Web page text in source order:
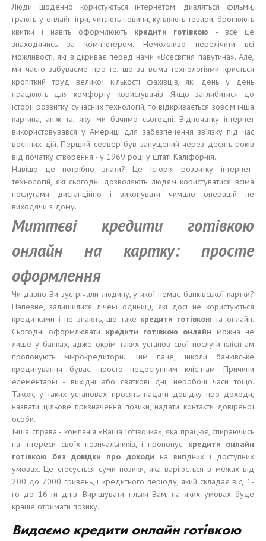
Люди щоденно користуються інтернетом: дивляться фільми,
грають у онлайн ігри, читають новини, купляють товари, бронюють
квитки і навіть оформлюють кредити готівкою - все це
знаходячись за комп’ютером. Неможливо перелічити всі
можливості, які відкриває перед нами «Всесвітня павутина». Але,
ми часто забуваємо про те, що за всіма технологіями криється
кропіткий труд великої кількості фахівців, які день у день
працюють для комфорту користувачів. Якщо заглибитися до
історії розвитку сучасних технологій, то відкривається зовсім інша
картина, аніж та, яку ми бачимо сьогодні. Відпочатку інтернет
використовувався у Америці для забезпечення зв’язку під час
воєнних дій. Перший сервер був запущений через десять років
від початку створення - у 1969 році у штаті Каліфорнія.
Навіщо це потрібно знати? Це історія розвитку інтернет-
технологій, які сьогодні дозволяють людям користуватися всіма
послугами дистанційно і виконувати чимало операцій не
виходячи з дому.
Миттєві кредити готівкою
онлайн на картку: просте
оформлення
Чи давно Ви зустрічали людину, у якої немає банківської картки?
Напевне, залишилися лічені одиниці, які досі не користуються
кредитками і не знають, що таке кредити готівкою та онлайн.
Сьогодні оформлювати кредити готівкою онлайн можна не
лише у банках, адже окрім таких установ свої послуги клієнтам
пропонують мікрокредитори. Тим паче, інколи банківське
кредитування буває просто недоступним клієнтам. Причини
елементарні - вихідні або святкові дні, неробочі часи тощо.
Також, у таких установах просять надати довідку про доходи,
назвати цільове призначення позики, надати контакти довіреної
особи.
Інша справа - компанія «Ваша Готівочка», яка працює, спираючись
на інтереси своїх позичальників, і пропонує кредити онлайн
готівкою бездовідки про доходи на вигідних і доступних
умовах. Це стосується суми позики, яка варіюється в межах від
200 до 7000 гривень, і кредитного періоду, який складає від 1-
го до 16-ти днів. Вирішувати тільки Вам, на яких умовах буде
краще отримати позику.
Видаємо кредити онлайн готівкою